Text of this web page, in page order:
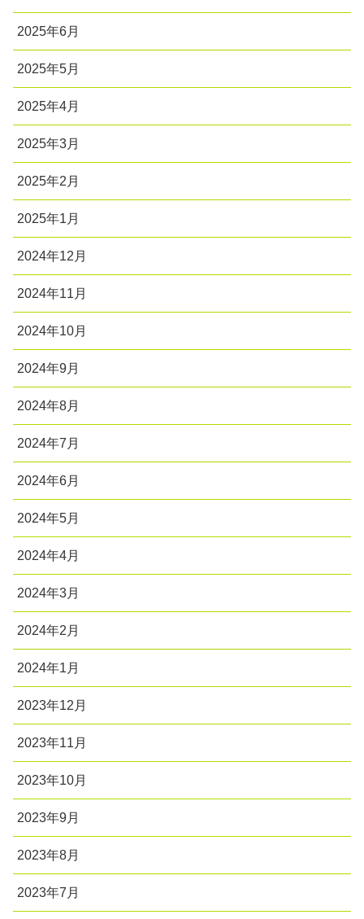
2025年6月
2025年5月
2025年4月
2025年3月
2025年2月
2025年1月
2024年12月
2024年11月
2024年10月
2024年9月
2024年8月
2024年7月
2024年6月
2024年5月
2024年4月
2024年3月
2024年2月
2024年1月
2023年12月
2023年11月
2023年10月
2023年9月
2023年8月
2023年7月